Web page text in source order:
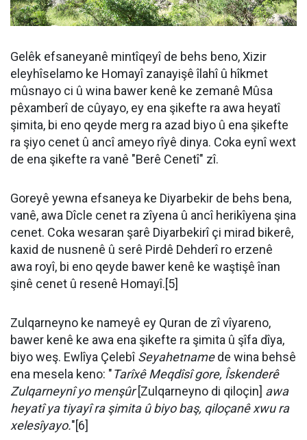
Gelêk efsaneyanê mintîqeyî de behs beno, Xizir
eleyhîselamo ke Homayî zanayişê îlahî û hîkmet
mûsnayo ci û wina bawer kenê ke zemanê Mûsa
pêxamberî de cûyayo, ey ena şikefte ra awa heyatî
şimita, bi eno qeyde merg ra azad biyo û ena şikefte
ra şiyo cenet û ancî ameyo rîyê dinya. Coka eynî wext
de ena şikefte ra vanê "Berê Cenetî" zî.
Goreyê yewna efsaneya ke Diyarbekir de behs bena,
vanê, awa Dîcle cenet ra zîyena û ancî herikîyena şina
cenet. Coka wesaran şarê Diyarbekirî çi mirad bikerê,
kaxid de nusnenê û serê Pirdê Dehderî ro erzenê
awa royî, bi eno qeyde bawer kenê ke waştişê înan
şinê cenet û resenê Homayî.[5]
Zulqarneyno ke nameyê ey Quran de zî vîyareno,
bawer kenê ke awa ena şikefte ra şimita û şîfa dîya,
biyo weş. Ewlîya ÇelebîSeyahetnamede wina behsê
ena mesela keno: "Tarîxê Meqdîsî gore, Îskenderê
Zulqarneynî yo menşûr[Zulqarneyno di qiloçin] awa
heyatî ya tiyayî ra şimita û biyo baş, qiloçanê xwu ra
xelesîyayo."[6]